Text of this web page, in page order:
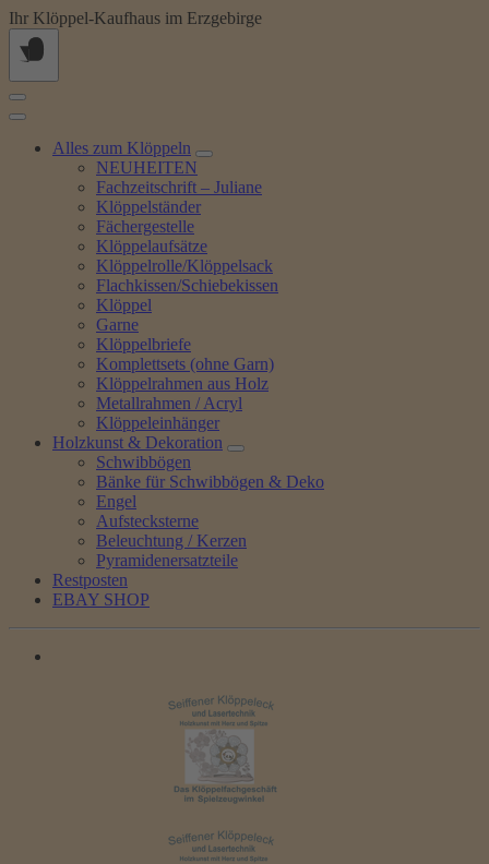
Springe
zum
Inhalt
Ihr Klöppel-Kaufhaus im Erzgebirge
Alles zum Klöppeln
NEUHEITEN
Fachzeitschrift – Juliane
Klöppelständer
Fächergestelle
Klöppelaufsätze
Klöppelrolle/Klöppelsack
Flachkissen/Schiebekissen
Klöppel
Garne
Klöppelbriefe
Komplettsets (ohne Garn)
Klöppelrahmen aus Holz
Metallrahmen / Acryl
Klöppeleinhänger
Holzkunst & Dekoration
Schwibbögen
Bänke für Schwibbögen & Deko
Engel
Aufstecksterne
Beleuchtung / Kerzen
Pyramidenersatzteile
Restposten
EBAY SHOP